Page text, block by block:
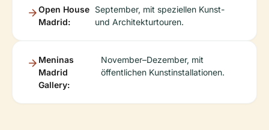
Open House
Madrid:
September, mit speziellen Kunst-
und Architekturtouren.
Meninas
Madrid
Gallery:
November–Dezember, mit
öffentlichen Kunstinstallationen.